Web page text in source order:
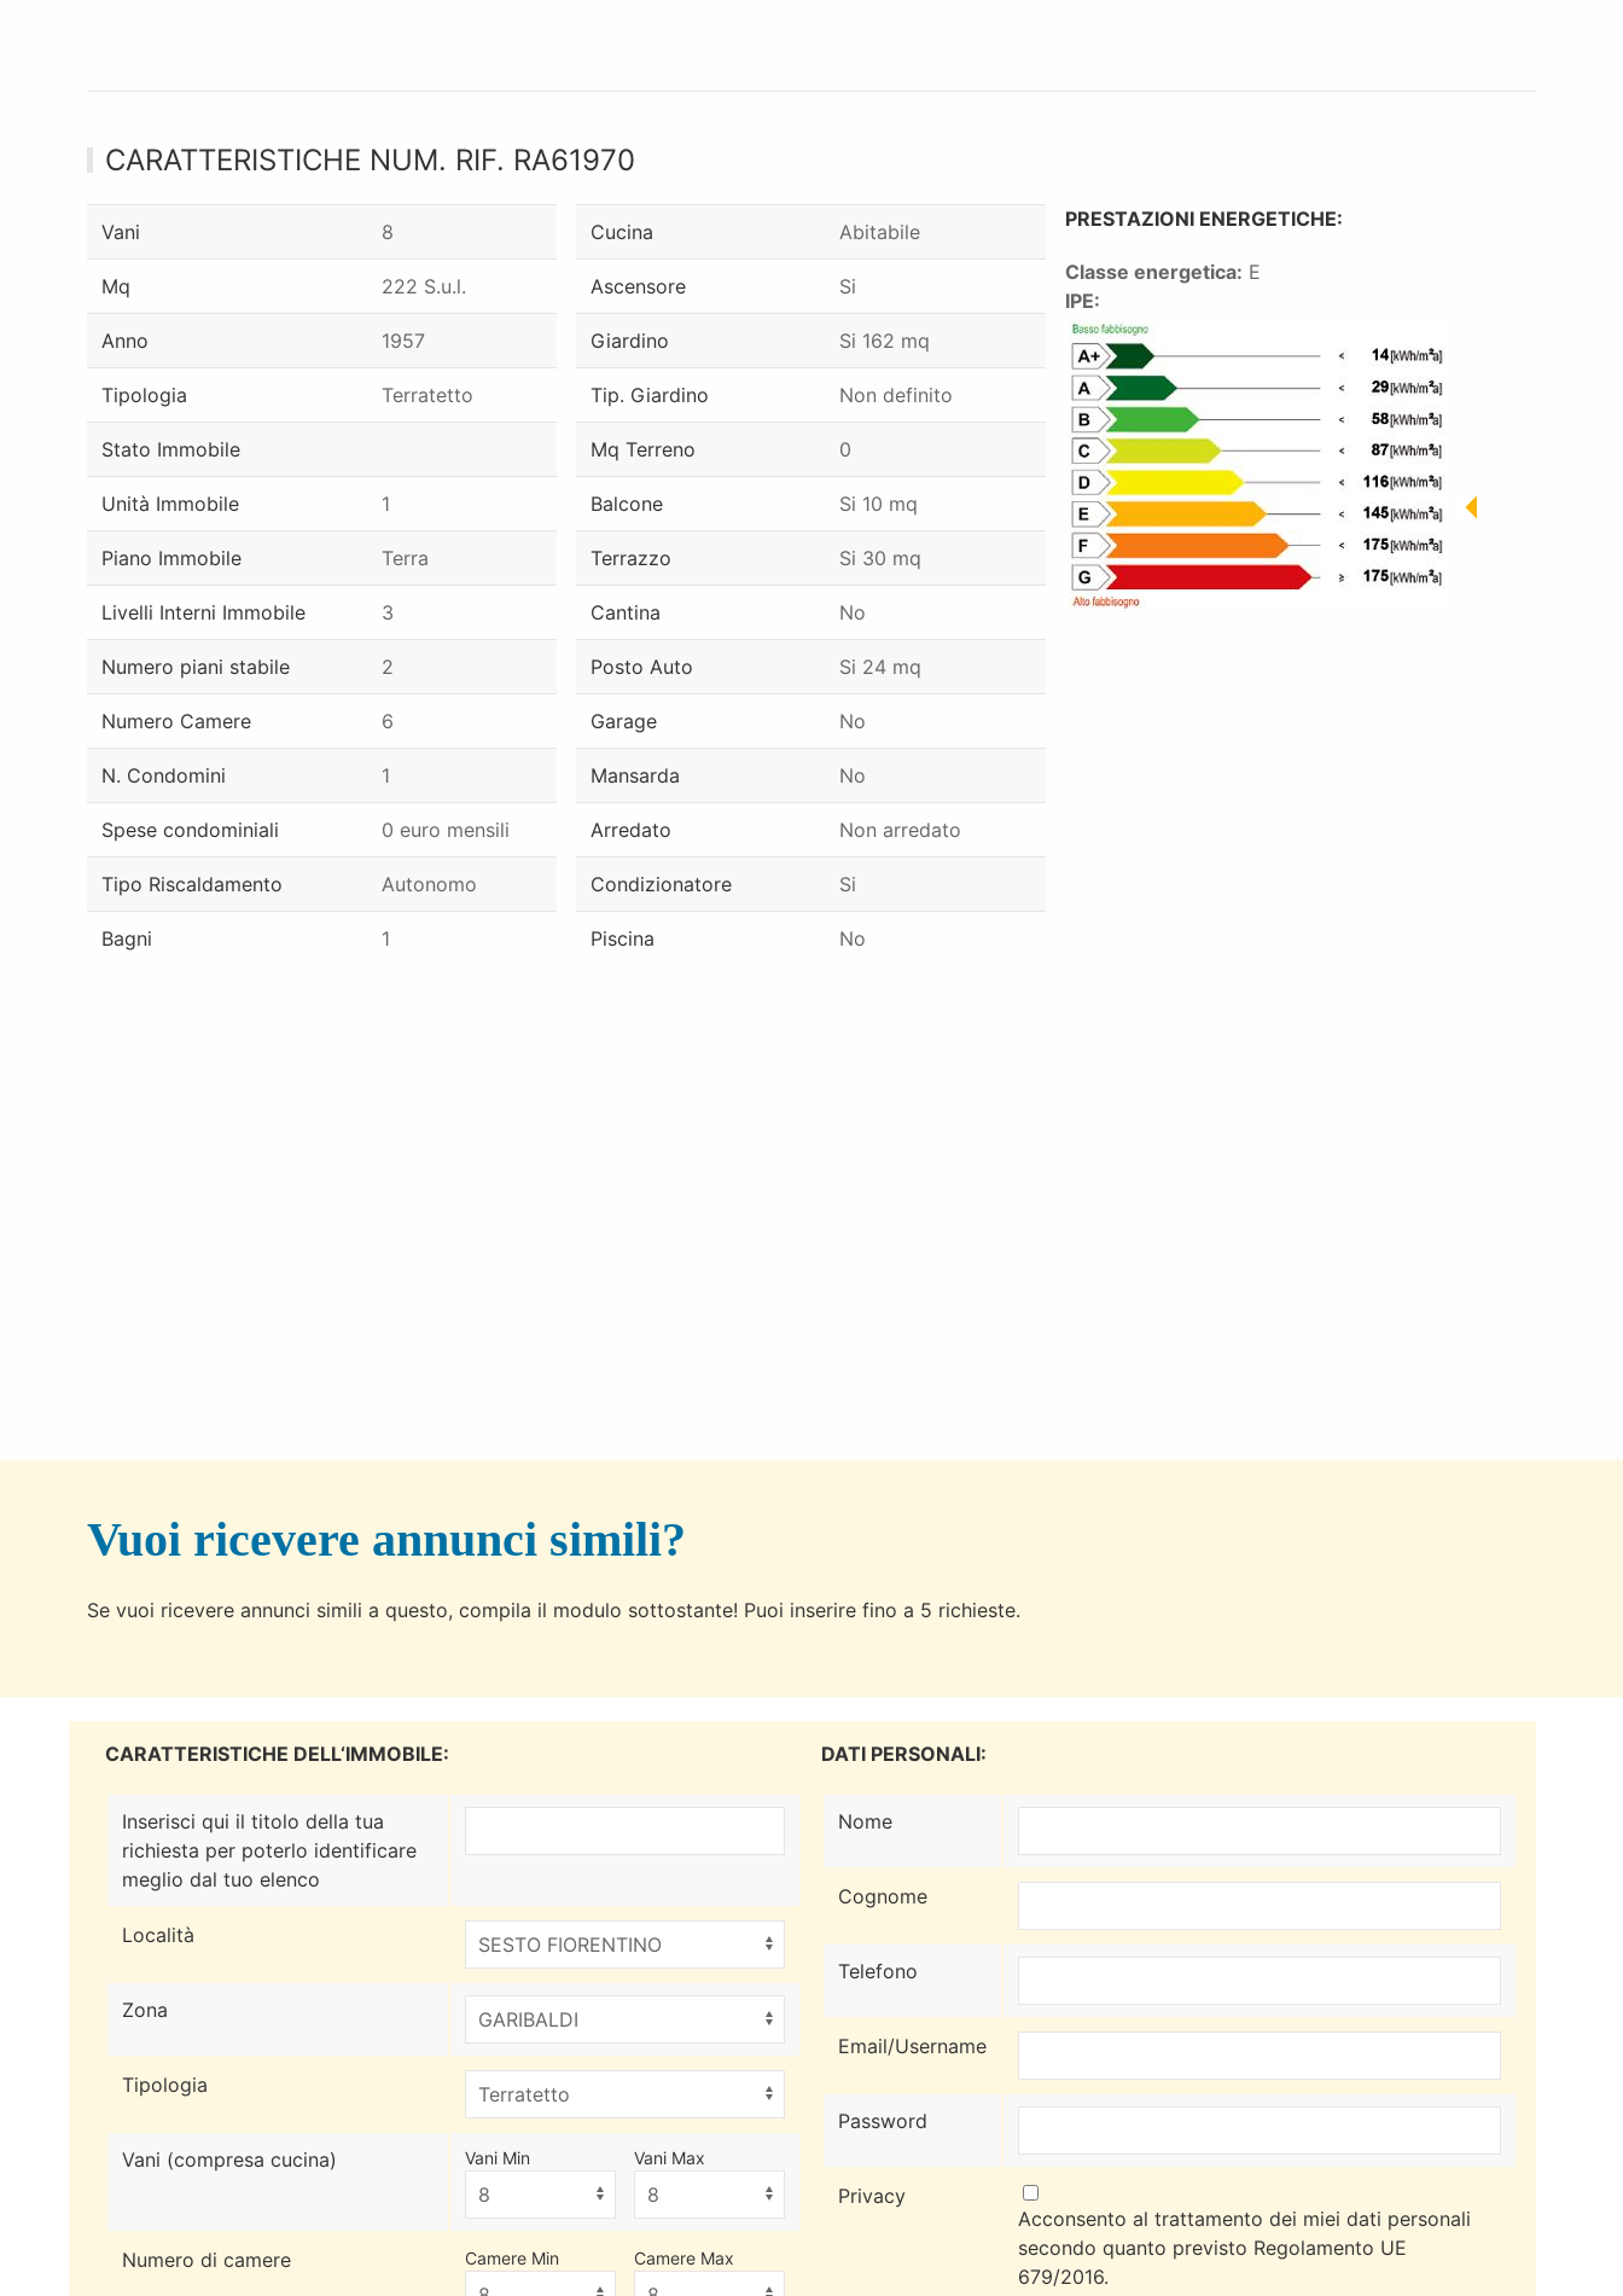
CARATTERISTICHE NUM. RIF. RA61970
Vani 8
Mq 222 S.u.l.
Anno 1957
Tipologia Terratetto
Stato Immobile
Unità Immobile 1
Piano Immobile Terra
Livelli Interni Immobile 3
Numero piani stabile 2
Numero Camere 6
N. Condomini 1
Spese condominiali 0 euro mensili
Tipo Riscaldamento Autonomo
Bagni 1
Cucina Abitabile
Ascensore Si
Giardino Si 162 mq
Tip. Giardino Non definito
Mq Terreno 0
Balcone Si 10 mq
Terrazzo Si 30 mq
Cantina No
Posto Auto Si 24 mq
Garage No
Mansarda No
Arredato Non arredato
Condizionatore Si
Piscina No
PRESTAZIONI ENERGETICHE:
Classe energetica: E
IPE:
Vuoi ricevere annunci simili?
Se vuoi ricevere annunci simili a questo, compila il modulo sottostante! Puoi inserire fino a 5 richieste.
CARATTERISTICHE DELL‘IMMOBILE:
Inserisci qui il titolo della tua
richiesta per poterlo identificare
meglio dal tuo elenco
Località
Zona
Tipologia
Vani (compresa cucina) Vani Min Vani Max
Numero di camere Camere Min Camere Max
DATI PERSONALI:
Nome
Cognome
Telefono
Email/Username
Password
Privacy
Acconsento al trattamento dei miei dati personali
secondo quanto previsto Regolamento UE
679/2016.